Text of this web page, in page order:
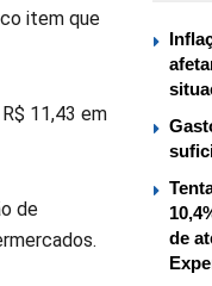
de
item que
11,43 em
de